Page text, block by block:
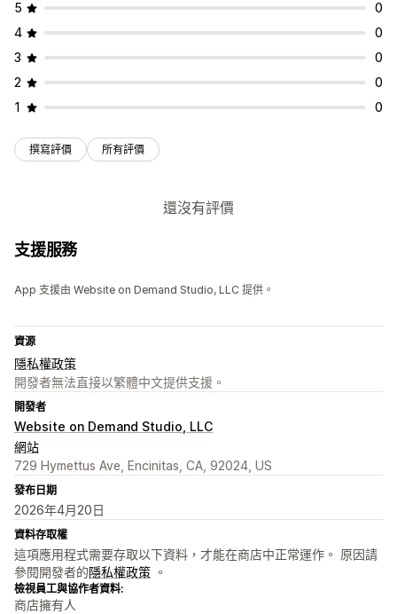
5
0
4
0
3
0
2
0
1
0
撰寫評價 所有評價
還沒有評價
支援服務
App 支援由 Website on Demand Studio, LLC 提供。
資源
隱私權政策
開發者無法直接以繁體中文提供支援。
開發者
Website on Demand Studio, LLC
網站
729 Hymettus Ave, Encinitas, CA, 92024, US
發布日期
2026年4月20日
資料存取權
這項應用程式需要存取以下資料，才能在商店中正常運作。 原因請
參閱開發者的隱私權政策 。
檢視員工與協作者資料:
商店擁有人